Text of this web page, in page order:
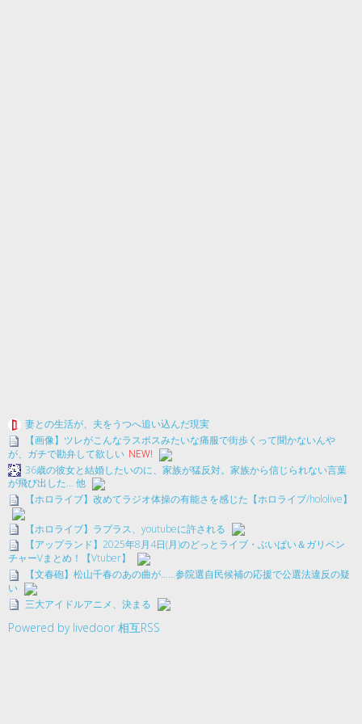
妻との生活が、夫をうつへ追い込んだ現実
【画像】ツレがこんなラスボスみたいな痛服で街歩くって聞かないんや
が、ガチで勘弁して欲しい NEW!
36歳の彼女と結婚したいのに、家族が猛反対。家族から信じられない言葉
が飛び出した… 他
【ホロライブ】改めてラジオ体操の有能さを感じた【ホロライブ/hololive】
【ホロライブ】ラプラス、youtubeに許される
【アップランド】2025年8月4日(月)のどっとライブ・ぶいぱい＆ガリベン
チャーVまとめ！【Vtuber】
【文春砲】松山千春のあの曲が……参院選自民候補の応援で公選法違反の疑
い
三大アイドルアニメ、決まる
Powered by livedoor 相互RSS